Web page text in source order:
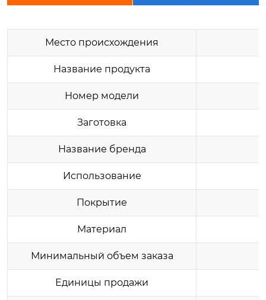
Место происхождения
Название продукта
Номер модели
Заготовка
Название бренда
Использование
Покрытие
Материал
Минимальный объем заказа
Единицы продажи